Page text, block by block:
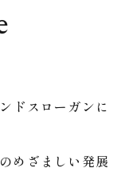
ドスローガンに
めざましい発展